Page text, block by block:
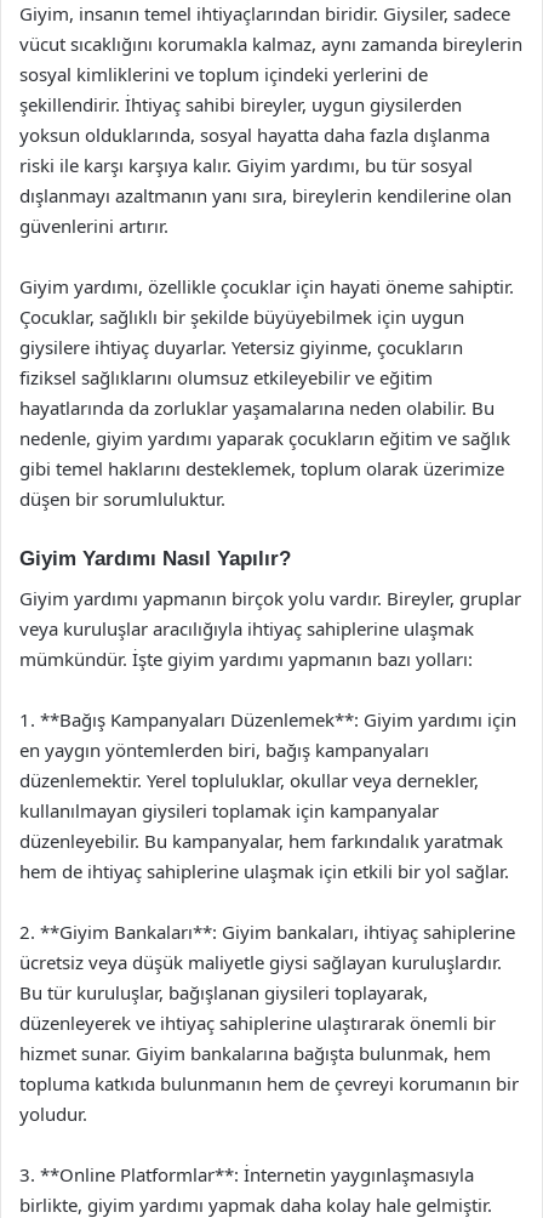
Giyim, insanın temel ihtiyaçlarından biridir. Giysiler, sadece
vücut sıcaklığını korumakla kalmaz, aynı zamanda bireylerin
sosyal kimliklerini ve toplum içindeki yerlerini de
şekillendirir. İhtiyaç sahibi bireyler, uygun giysilerden
yoksun olduklarında, sosyal hayatta daha fazla dışlanma
riski ile karşı karşıya kalır. Giyim yardımı, bu tür sosyal
dışlanmayı azaltmanın yanı sıra, bireylerin kendilerine olan
güvenlerini artırır.
Giyim yardımı, özellikle çocuklar için hayati öneme sahiptir.
Çocuklar, sağlıklı bir şekilde büyüyebilmek için uygun
giysilere ihtiyaç duyarlar. Yetersiz giyinme, çocukların
fiziksel sağlıklarını olumsuz etkileyebilir ve eğitim
hayatlarında da zorluklar yaşamalarına neden olabilir. Bu
nedenle, giyim yardımı yaparak çocukların eğitim ve sağlık
gibi temel haklarını desteklemek, toplum olarak üzerimize
düşen bir sorumluluktur.
Giyim Yardımı Nasıl Yapılır?
Giyim yardımı yapmanın birçok yolu vardır. Bireyler, gruplar
veya kuruluşlar aracılığıyla ihtiyaç sahiplerine ulaşmak
mümkündür. İşte giyim yardımı yapmanın bazı yolları:
1. **Bağış Kampanyaları Düzenlemek**: Giyim yardımı için
en yaygın yöntemlerden biri, bağış kampanyaları
düzenlemektir. Yerel topluluklar, okullar veya dernekler,
kullanılmayan giysileri toplamak için kampanyalar
düzenleyebilir. Bu kampanyalar, hem farkındalık yaratmak
hem de ihtiyaç sahiplerine ulaşmak için etkili bir yol sağlar.
2. **Giyim Bankaları**: Giyim bankaları, ihtiyaç sahiplerine
ücretsiz veya düşük maliyetle giysi sağlayan kuruluşlardır.
Bu tür kuruluşlar, bağışlanan giysileri toplayarak,
düzenleyerek ve ihtiyaç sahiplerine ulaştırarak önemli bir
hizmet sunar. Giyim bankalarına bağışta bulunmak, hem
topluma katkıda bulunmanın hem de çevreyi korumanın bir
yoludur.
3. **Online Platformlar**: İnternetin yaygınlaşmasıyla
birlikte, giyim yardımı yapmak daha kolay hale gelmiştir.